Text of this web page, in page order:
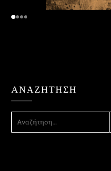
ΑΝΑΖΉΤΗΣΗ
ΑΝΑΖΉΤΗΣΗ
ΓΙΑ: